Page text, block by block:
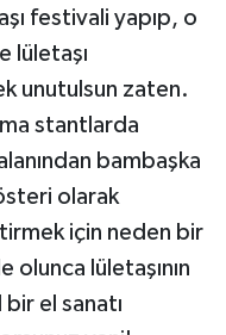
festivali yapıp, o
lületaşı
unutulsun zaten.
stantlarda
bambaşka
olarak
için neden bir
olunca lületaşının
el sanatı